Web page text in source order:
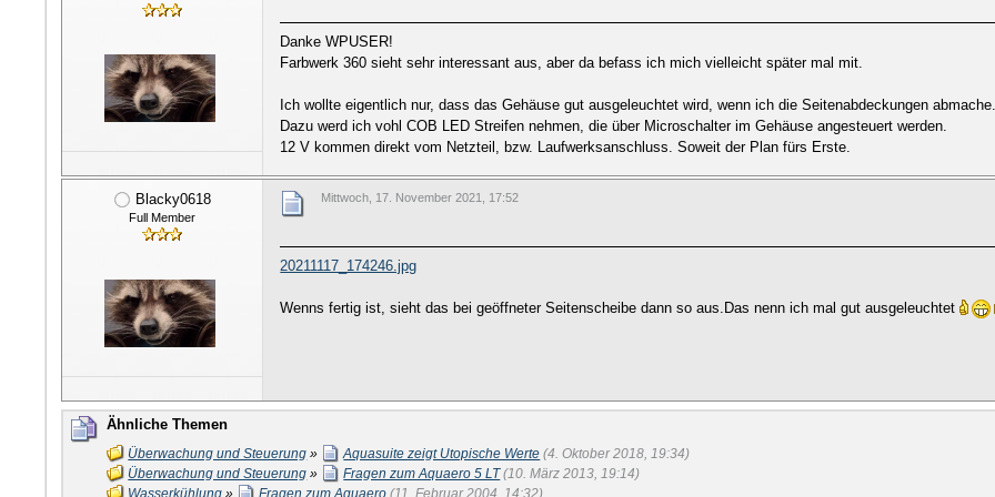
Danke WPUSER!
Farbwerk 360 sieht sehr interessant aus, aber da befass ich mich vielleicht später mal mit.
Ich wollte eigentlich nur, dass das Gehäuse gut ausgeleuchtet wird, wenn ich die Seitenabdeckungen
Dazu werd ich vohl COB LED Streifen nehmen, die über Microschalter im Gehäuse angesteuert werden.
12 V kommen direkt vom Netzteil, bzw. Laufwerksanschluss. Soweit der Plan fürs Erste.
Blacky0618
Full Member
Mittwoch, 17. November 2021, 17:52
20211117_174246.jpg
Wenns fertig ist, sieht das bei geöffneter Seitenscheibe dann so aus.Das nenn ich mal gut ausgeleuchtet
Ähnliche Themen
Überwachung und Steuerung » Aquasuite zeigt Utopische Werte (4. Oktober 2018, 19:34)
Überwachung und Steuerung » Fragen zum Aquaero 5 LT (10. März 2013, 19:14)
Wasserkühlung » Fragen zum Aquaero(11. Februar 2004, 14:32)